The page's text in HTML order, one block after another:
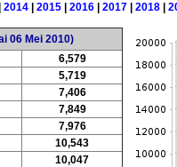
2014 2015 2016 2017 2018
06 Mei 2010)
6,579
5,719
7,406
7,849
7,976
10,543
10,047